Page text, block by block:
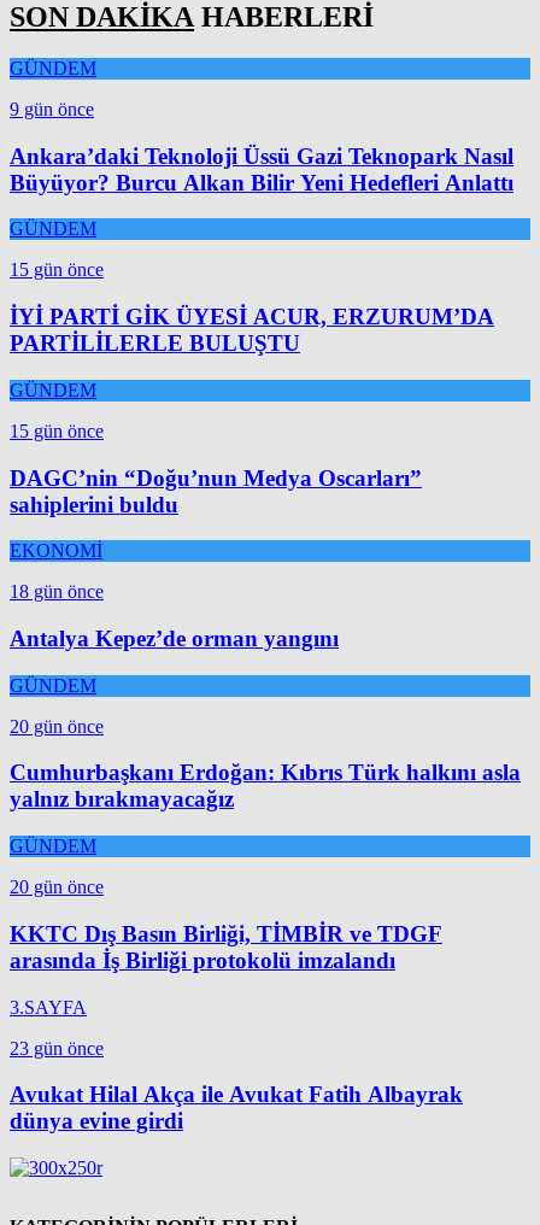
SON DAKİKA HABERLERİ
GÜNDEM
9 gün önce
Ankara’daki Teknoloji Üssü Gazi Teknopark Nasıl
Büyüyor? Burcu Alkan Bilir Yeni Hedefleri Anlattı
GÜNDEM
15 gün önce
İYİ PARTİ GİK ÜYESİ ACUR, ERZURUM’DA
PARTİLİLERLE BULUŞTU
GÜNDEM
15 gün önce
DAGC’nin “Doğu’nun Medya Oscarları”
sahiplerini buldu
EKONOMİ
18 gün önce
Antalya Kepez’de orman yangını
GÜNDEM
20 gün önce
Cumhurbaşkanı Erdoğan: Kıbrıs Türk halkını asla
yalnız bırakmayacağız
GÜNDEM
20 gün önce
KKTC Dış Basın Birliği, TİMBİR ve TDGF
arasında İş Birliği protokolü imzalandı
3.SAYFA
23 gün önce
Avukat Hilal Akça ile Avukat Fatih Albayrak
dünya evine girdi